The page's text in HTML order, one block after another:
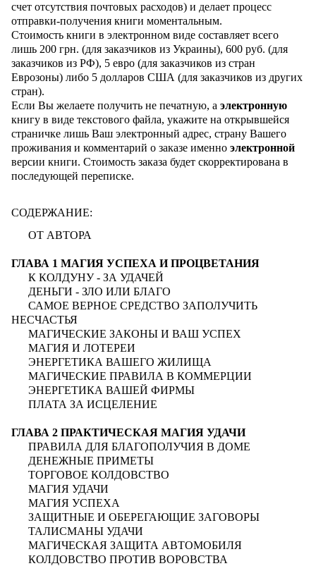
счет отсутствия почтовых расходов) и делает процесс
отправки-получения книги моментальным.
Стоимость книги в электронном виде составляет всего
лишь 200 грн. (для заказчиков из Украины), 600 руб. (для
заказчиков из РФ), 5 евро (для заказчиков из стран
Еврозоны) либо 5 долларов США (для заказчиков из других
стран).
Если Вы желаете получить не печатную, а электронную
книгу в виде текстового файла, укажите на открывшейся
страничке лишь Ваш электронный адрес, страну Вашего
проживания и комментарий о заказе именно электронной
версии книги. Стоимость заказа будет скорректирована в
последующей переписке.
СОДЕРЖАНИЕ:
ОТ АВТОРА
ГЛАВА 1 МАГИЯ УСПЕХА И ПРОЦВЕТАНИЯ
К КОЛДУНУ - ЗА УДАЧЕЙ
ДЕНЬГИ - ЗЛО ИЛИ БЛАГО
САМОЕ ВЕРНОЕ СРЕДСТВО ЗАПОЛУЧИТЬ
НЕСЧАСТЬЯ
МАГИЧЕСКИЕ ЗАКОНЫ И ВАШ УСПЕХ
МАГИЯ И ЛОТЕРЕИ
ЭНЕРГЕТИКА ВАШЕГО ЖИЛИЩА
МАГИЧЕСКИЕ ПРАВИЛА В КОММЕРЦИИ
ЭНЕРГЕТИКА ВАШЕЙ ФИРМЫ
ПЛАТА ЗА ИСЦЕЛЕНИЕ
ГЛАВА 2 ПРАКТИЧЕСКАЯ МАГИЯ УДАЧИ
ПРАВИЛА ДЛЯ БЛАГОПОЛУЧИЯ В ДОМЕ
ДЕНЕЖНЫЕ ПРИМЕТЫ
ТОРГОВОЕ КОЛДОВСТВО
МАГИЯ УДАЧИ
МАГИЯ УСПЕХА
ЗАЩИТНЫЕ И ОБЕРЕГАЮЩИЕ ЗАГОВОРЫ
ТАЛИСМАНЫ УДАЧИ
МАГИЧЕСКАЯ ЗАЩИТА АВТОМОБИЛЯ
КОЛДОВСТВО ПРОТИВ ВОРОВСТВА